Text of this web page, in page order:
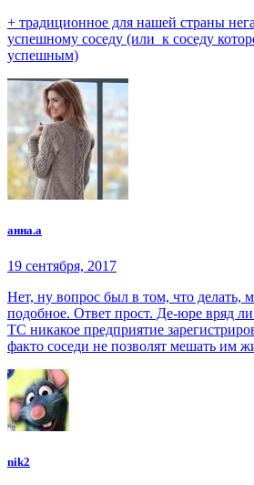
+ традиционное для нашей страны
успешному соседу (или к соседу
успешным)
анна.a
19 сентября, 2017
Нет, ну вопрос был в том, что делать,
подобное. Ответ прост. Де-юре вряд
ТС никакое предприятие
факто соседи не позволят мешать им
nik2